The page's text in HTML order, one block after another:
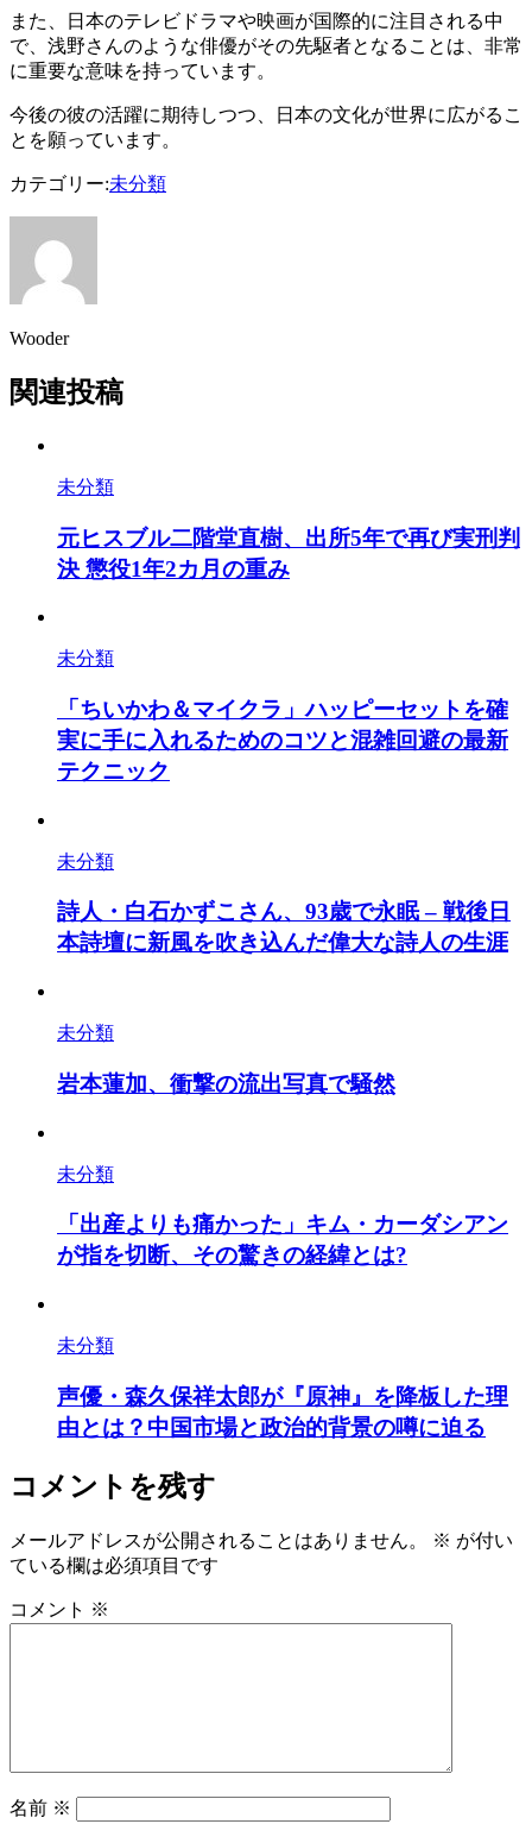
また、日本のテレビドラマや映画が国際的に注目される中
で、浅野さんのような俳優がその先駆者となることは、非常
に重要な意味を持っています。
今後の彼の活躍に期待しつつ、日本の文化が世界に広がるこ
とを願っています。
カテゴリー:未分類
Wooder
関連投稿
未分類
元ヒスブル二階堂直樹、出所5年で再び実刑判
決 懲役1年2カ月の重み
未分類
「ちいかわ＆マイクラ」ハッピーセットを確
実に手に入れるためのコツと混雑回避の最新
テクニック
未分類
詩人・白石かずこさん、93歳で永眠 – 戦後日
本詩壇に新風を吹き込んだ偉大な詩人の生涯
未分類
岩本蓮加、衝撃の流出写真で騒然
未分類
「出産よりも痛かった」キム・カーダシアン
が指を切断、その驚きの経緯とは?
未分類
声優・森久保祥太郎が『原神』を降板した理
由とは？中国市場と政治的背景の噂に迫る
コメントを残す
メールアドレスが公開されることはありません。 ※ が付い
ている欄は必須項目です
コメント ※
名前 ※